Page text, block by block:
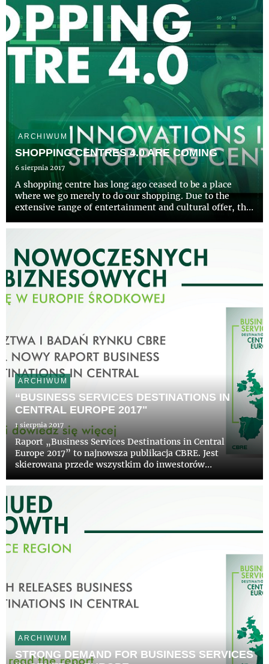
ARCHIWUM
SHOPPING CENTRES 4.0 ARE COMING
6 sierpnia 2017
A shopping centre has long ago ceased to be a place
where we go merely to do our shopping. Due to the
extensive range of entertainment and cultural offer, the
All these elements are supposed to create an experience
ARCHIWUM
“BUSINESS SERVICES DESTINATIONS IN
CENTRAL EUROPE 2017"
1 sierpnia 2017
Raport „Business Services Destinations in Central
Europe 2017” to najnowsza publikacja CBRE. Jest
skierowana przede wszystkim do inwestorów
charakterystyka sektora BSS w regionie Europy
Środkowej wraz z omówieniem sytuacji społ...
ARCHIWUM
STRONG DEMAND FOR BUSINESS SERVICES